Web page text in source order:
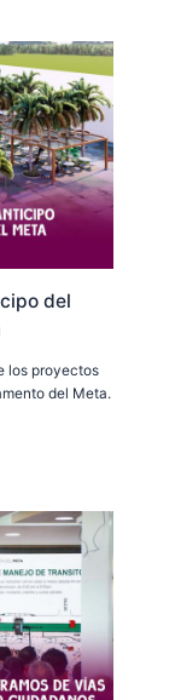
del
los proyectos
del Meta.